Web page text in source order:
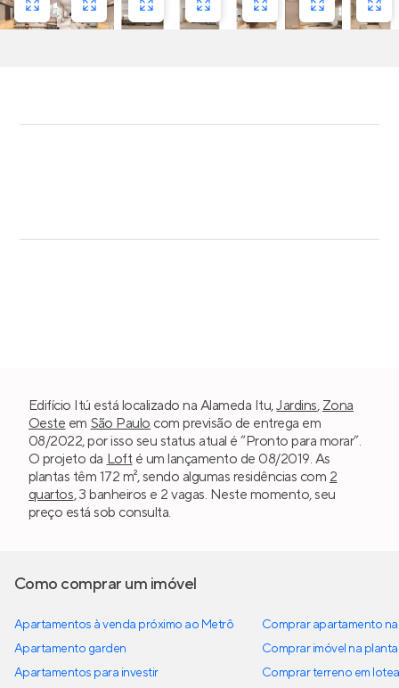
Edifício Itú está localizado na Alameda Itu,Jardins, Zona
Oeste em São Paulo com previsão de entrega em
08/2022, por isso seu status atual é “Pronto para morar”.
O projeto da Lofté um lançamento de 08/2019. As
plantas têm 172 m², sendo algumas residências com 2
quartos, 3 banheiros e 2 vagas. Neste momento, seu
preço está sob consulta.
Como comprar um imóvel
Apartamentos à venda próximo ao Metrô
Apartamento garden
Apartamentos para investir
Comprar apartamento
Comprar imóvel na planta
Comprar terreno em